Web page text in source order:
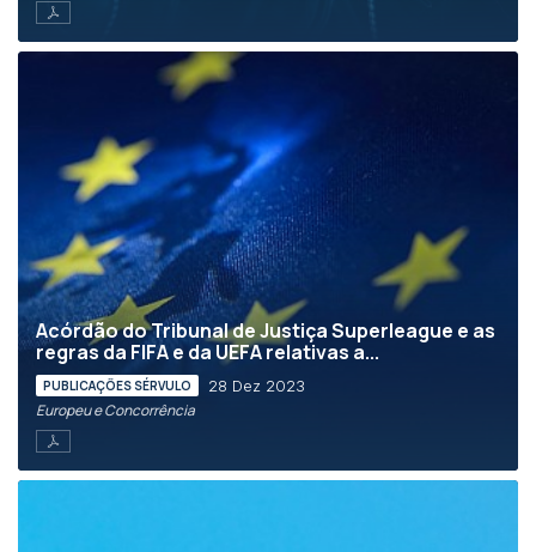
Acórdão do Tribunal de Justiça Superleague e as
regras da FIFA e da UEFA relativas a...
PUBLICAÇÕES SÉRVULO 28 Dez 2023
Europeu e Concorrência